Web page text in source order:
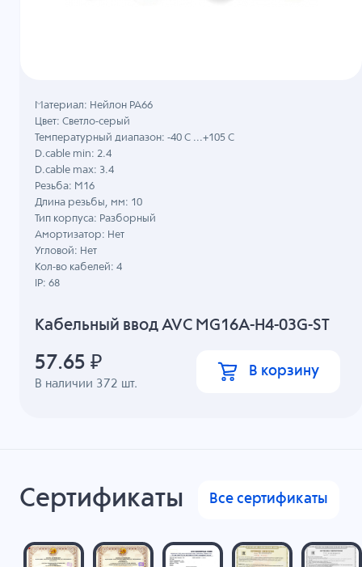
Кабельный ввод AVC MG16A-H4-03G-ST
В наличии 372 шт.
Материал: Нейлон PA66
Цвет: Светло-серый
Температурный диапазон: -40 C ...+105 C
D.cable min: 2.4
D.cable max: 3.4
Резьба: M16
Длина резьбы, мм: 10
Тип корпуса: Разборный
Амортизатор: Нет
Угловой: Нет
Кол-во кабелей: 4
IP: 68
57.65 ₽ В корзину
Сертификаты Все сертификаты